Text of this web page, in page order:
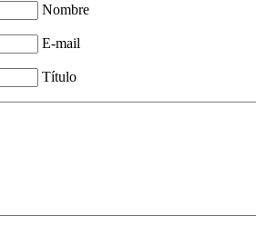
Nombre
E-mail
Título